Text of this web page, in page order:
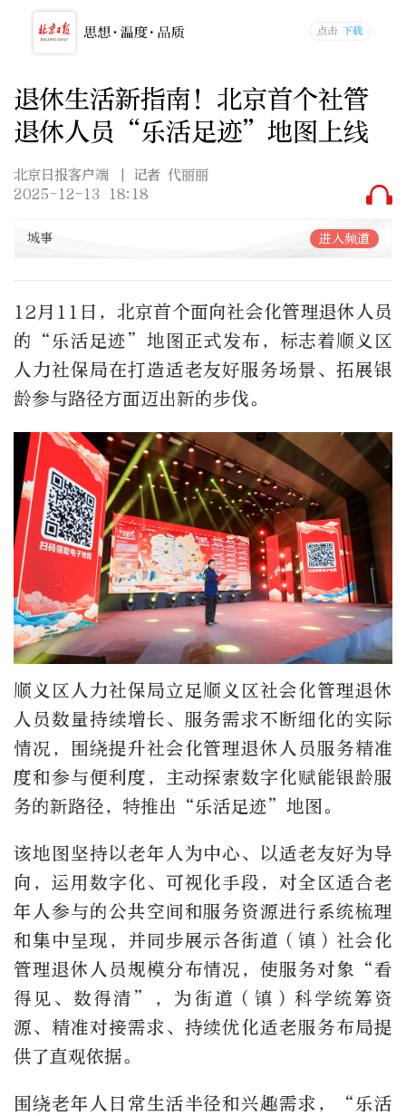
退休生活新指南！北京首个社管
退休人员“乐活足迹”地图上线
北京日报客户端
| 记者 代丽丽
2025-12-13 18:18
城事 进入频道
12月11日，北京首个面向社会化管理退休人员
的“乐活足迹”地图正式发布，标志着顺义区
人力社保局在打造适老友好服务场景、拓展银
龄参与路径方面迈出新的步伐。
顺义区人力社保局立足顺义区社会化管理退休
人员数量持续增长、服务需求不断细化的实际
情况，围绕提升社会化管理退休人员服务精准
度和参与便利度，主动探索数字化赋能银龄服
务的新路径，特推出“乐活足迹”地图。
该地图坚持以老年人为中心、以适老友好为导
向，运用数字化、可视化手段，对全区适合老
年人参与的公共空间和服务资源进行系统梳理
和集中呈现，并同步展示各街道（镇）社会化
管理退休人员规模分布情况，使服务对象“看
得见、数得清”，为街道（镇）科学统筹资
源、精准对接需求、持续优化适老服务布局提
供了直观依据。
围绕老年人日常生活半径和兴趣需求，“乐活